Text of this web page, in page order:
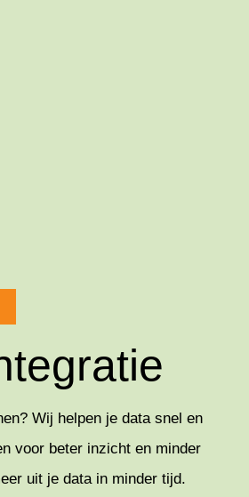
Wij helpen je data snel en
voor beter inzicht en minder
uit je data in minder tijd.